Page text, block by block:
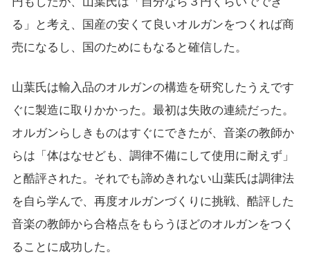
る」と考え、国産の安くて良いオルガンをつくれば商
売になるし、国のためにもなると確信した。
山葉氏は輸入品のオルガンの構造を研究したうえです
ぐに製造に取りかかった。最初は失敗の連続だった。
オルガンらしきものはすぐにできたが、音楽の教師か
らは「体はなせども、調律不備にして使用に耐えず」
と酷評された。それでも諦めきれない山葉氏は調律法
を自ら学んで、再度オルガンづくりに挑戦、酷評した
音楽の教師から合格点をもらうほどのオルガンをつく
ることに成功した。